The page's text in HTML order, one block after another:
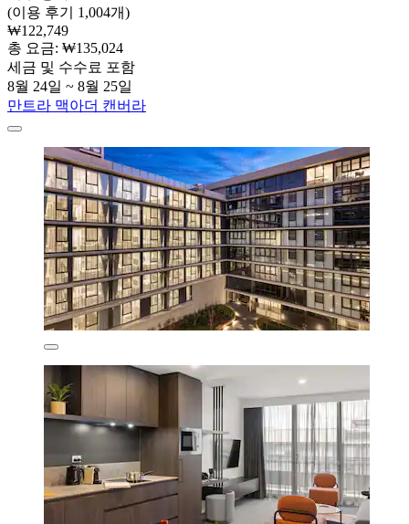
(이용 후기 1,004개)
₩122,749
총 요금: ₩135,024
세금 및 수수료 포함
8월 24일 ~ 8월 25일
만트라 맥아더 캔버라